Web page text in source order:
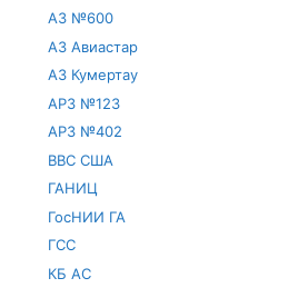
АЗ №600
АЗ Авиастар
АЗ Кумертау
АРЗ №123
АРЗ №402
ВВС США
ГАНИЦ
ГосНИИ ГА
ГСС
КБ АС